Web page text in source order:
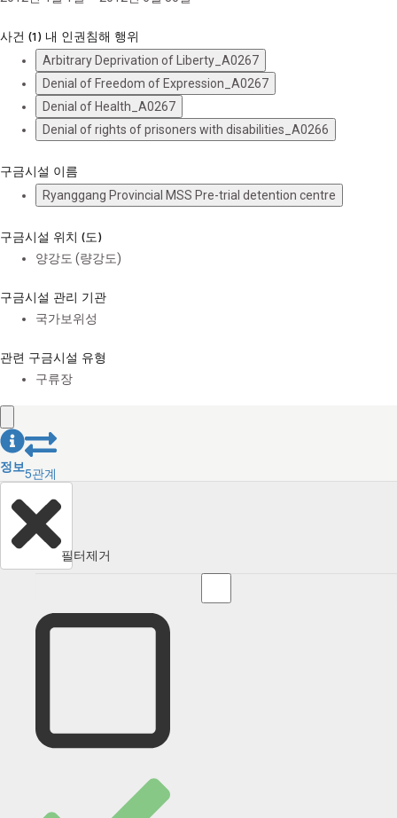
사건 (1) 내 인권침해 행위
Arbitrary Deprivation of Liberty_A0267
Denial of Freedom of Expression_A0267
Denial of Health_A0267
Denial of rights of prisoners with disabilities_A0266
구금시설 이름
Ryanggang Provincial MSS Pre-trial detention centre
구금시설 위치 (도)
양강도 (량강도)
구금시설 관리 기관
국가보위성
관련 구금시설 유형
구류장
정보5관계
필터제거